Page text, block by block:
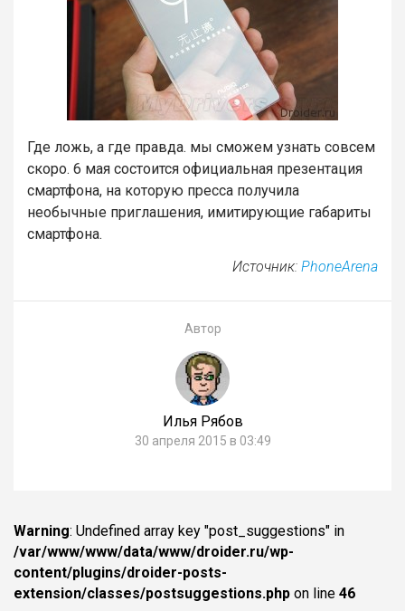
Где ложь, а где правда. мы сможем узнать совсем
скоро. 6 мая состоится официальная презентация
смартфона, на которую пресса получила
необычные приглашения, имитирующие габариты
смартфона.
Источник: PhoneArena
Автор
Илья Рябов
30 апреля 2015 в 03:49
Warning: Undefined array key "post_suggestions" in
/var/www/www/data/www/droider.ru/wp-
content/plugins/droider-posts-
extension/classes/postsuggestions.php on line 46